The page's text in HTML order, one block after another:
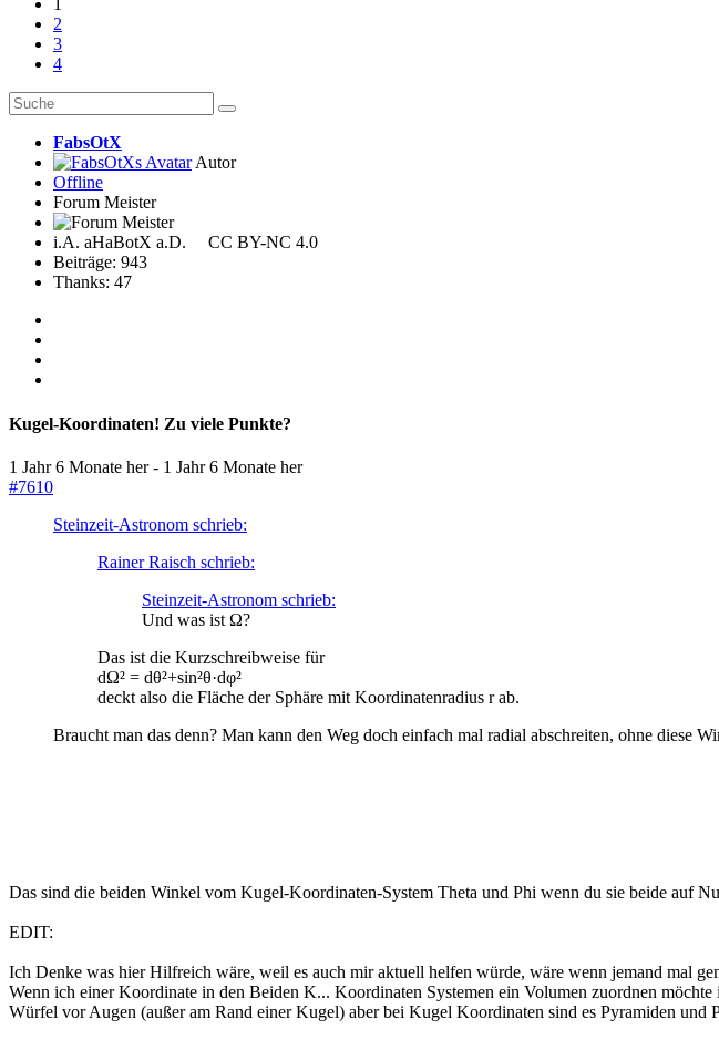
1
2
3
4
FabsOtX
Autor
Offline
Forum Meister
i.A. aHaBotX a.D. CC BY-NC 4.0
Beiträge: 943
Thanks: 47
Kugel-Koordinaten! Zu viele Punkte?
1 Jahr 6 Monate her- 1 Jahr 6 Monate her
#7610
Steinzeit-Astronom schrieb:
Rainer Raisch schrieb:
Steinzeit-Astronom schrieb:
Und was ist Ω?
Das ist die Kurzschreibweise für
dΩ² = dθ²+sin²θ·dφ²
deckt also die Fläche der Sphäre mit Koordinatenradius r ab.
Braucht man das denn? Man kann den Weg doch einfach mal radial abschreiten, ohne diese
Das sind die beiden Winkel vom Kugel-Koordinaten-System Theta und Phi wenn du sie beide auf
EDIT:
Ich Denke was hier Hilfreich wäre, weil es auch mir aktuell helfen würde, wäre wenn jemand mal
Wenn ich einer Koordinate in den Beiden K... Koordinaten Systemen ein Volumen zuordnen
Würfel vor Augen (außer am Rand einer Kugel) aber bei Kugel Koordinaten sind es Pyramiden und